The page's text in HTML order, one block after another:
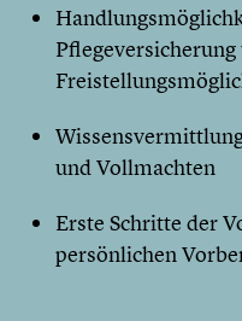
und Vollmachten
Erste Schritte der
persönlichen